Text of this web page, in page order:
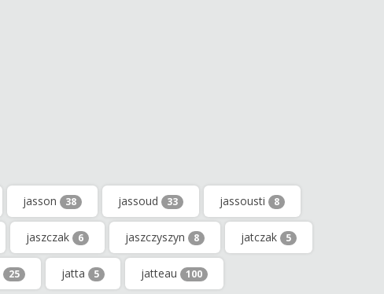
jasson 38 jassoud 33 jassousti 8
jaszczak 6 jaszczyszyn 8 jatczak 5
25 jatta 5 jatteau 100